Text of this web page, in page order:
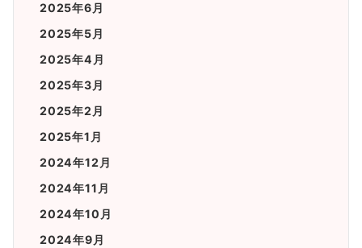
2025年6月
2025年5月
2025年4月
2025年3月
2025年2月
2025年1月
2024年12月
2024年11月
2024年10月
2024年9月